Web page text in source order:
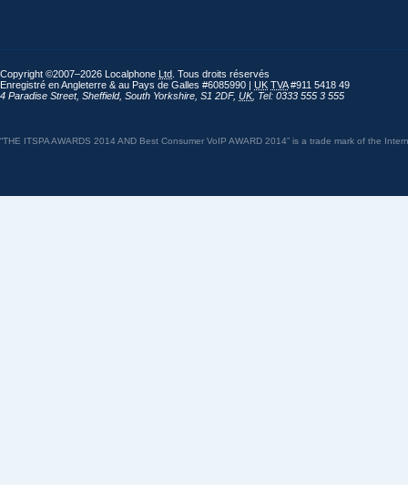
Copyright ©2007–2026 Localphone Ltd . Tous droits réservés
Enregistré en Angleterre & au Pays de Galles #6085990 | UK TVA#911 5418 49
4 Paradise Street, Sheffield, South Yorkshire S1 2DF, UK, Tel: 0333 555 3 555
“THE ITSPA AWARDS 2014 AND Best Consumer VoIP AWARD 2014” is a trade mark of the